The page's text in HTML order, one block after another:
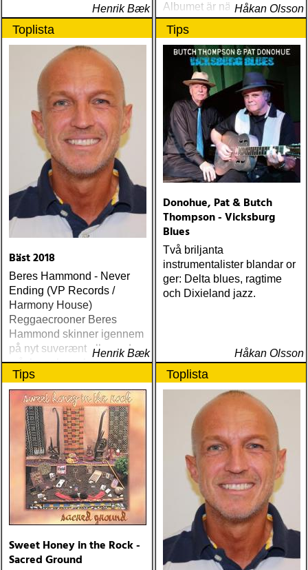
Henrik Bæk
Albumet är nära, enkelt och
ärligt och handlar om
upplevelser och historier
från en ung mans liv
Håkan Olsson
Toplista
Bäst 2018
Beres Hammond - Never
Ending (VP Records /
Harmony House)
Reggaecrooner Beres
Hammond skinner igennem
på nyt suverænt album, der
måske er hans bedste
gennem tiderne
Henrik Bæk
Tips
Donohue, Pat & Butch
Thompson - Vicksburg
Blues
Två briljanta
instrumentalister blandar or
ger: Delta blues, ragtime
och Dixieland jazz.
Håkan Olsson
Tips
Sweet Honey in the Rock -
Sacred Ground
Toplista